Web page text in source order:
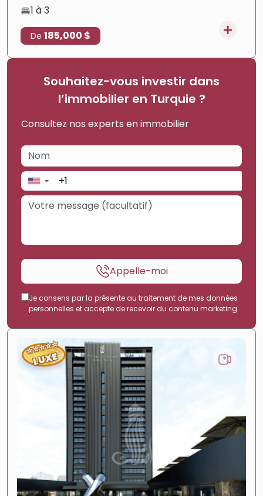
1 à 3
De 185,000 $
Souhaitez-vous investir dans
l’immobilier en Turquie ?
Consultez nos experts en immobilier
▼
Appelle-moi
Je consens par la présente au traitement de mes données
personnelles et accepte de recevoir du contenu marketing.
⭐⭐⭐⭐⭐
LUXE